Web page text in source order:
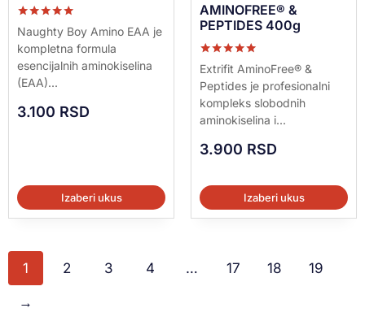
Ocenjeno sa
5.00
od 5
Naughty Boy Amino EAA je
kompletna formula
esencijalnih aminokiselina
(EAA)...
3.100 RSD
Izaberi ukus
AMINOFREE® &
PEPTIDES 400g
Ocenjeno sa
5.00
od 5
Extrifit AminoFree® &
Peptides je profesionalni
kompleks slobodnih
aminokiselina i...
3.900 RSD
Izaberi ukus
1 2 3 4 … 17 18 19
→